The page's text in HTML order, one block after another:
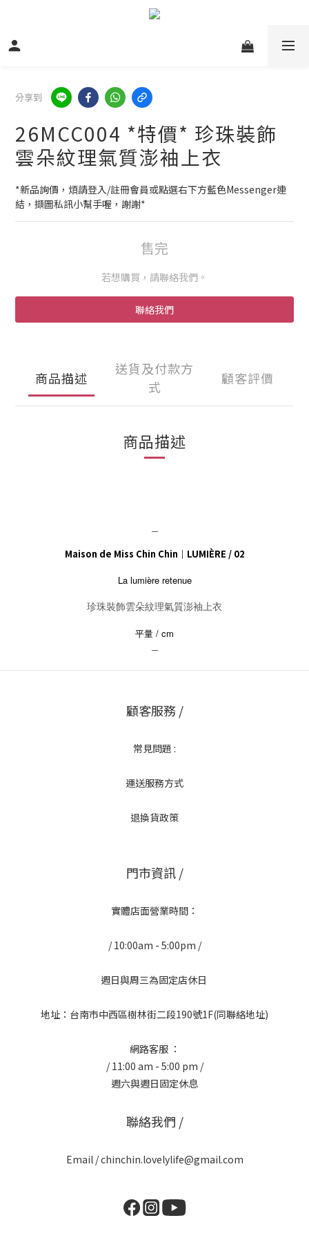
分享到
26MCC004 *特價* 珍珠裝飾
雲朵紋理氣質澎袖上衣
*新品詢價，煩請登入/註冊會員或點選右下方藍色Messenger連
結，擷圖私訊小幫手喔，謝謝*
售完
若想購買，請聯絡我們。
聯絡我們
商品描述
送貨及付款方
式
顧客評價
商品描述
Maison de Miss Chin Chin｜LUMIÈRE / 02
La lumière retenue
珍珠裝飾雲朵紋理氣質澎袖上衣
平量 / cm
顧客服務 /
常見問題 :
運送服務方式
退換貨政策
門市資訊 /
實體店面營業時間：
/ 10:00am - 5:00pm /
週日與周三為固定店休日
地址：台南市中西區樹林街二段190號1F(同聯絡地址)
網路客服 ：
/ 11:00 am - 5:00 pm /
週六與週日固定休息
聯絡我們 /
Email / chinchin.lovelylife@gmail.com